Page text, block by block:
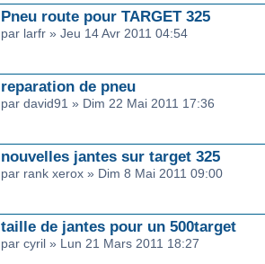
Pneu route pour TARGET 325
par larfr » Jeu 14 Avr 2011 04:54
reparation de pneu
par david91 » Dim 22 Mai 2011 17:36
nouvelles jantes sur target 325
par rank xerox » Dim 8 Mai 2011 09:00
taille de jantes pour un 500target
par cyril » Lun 21 Mars 2011 18:27